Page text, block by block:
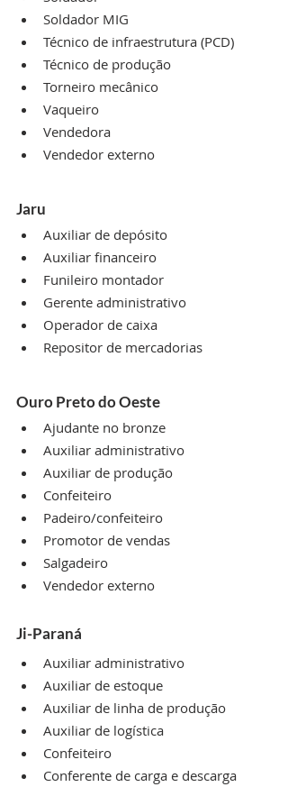
Soldador MIG
Técnico de infraestrutura (PCD)
Técnico de produção
Torneiro mecânico
Vaqueiro
Vendedora
Vendedor externo
Jaru
Auxiliar de depósito
Auxiliar financeiro
Funileiro montador
Gerente administrativo
Operador de caixa
Repositor de mercadorias
Ouro Preto do Oeste
Ajudante no bronze
Auxiliar administrativo
Auxiliar de produção
Confeiteiro
Padeiro/confeiteiro
Promotor de vendas
Salgadeiro
Vendedor externo
Ji-Paraná
Auxiliar administrativo
Auxiliar de estoque
Auxiliar de linha de produção
Auxiliar de logística
Confeiteiro
Conferente de carga e descarga